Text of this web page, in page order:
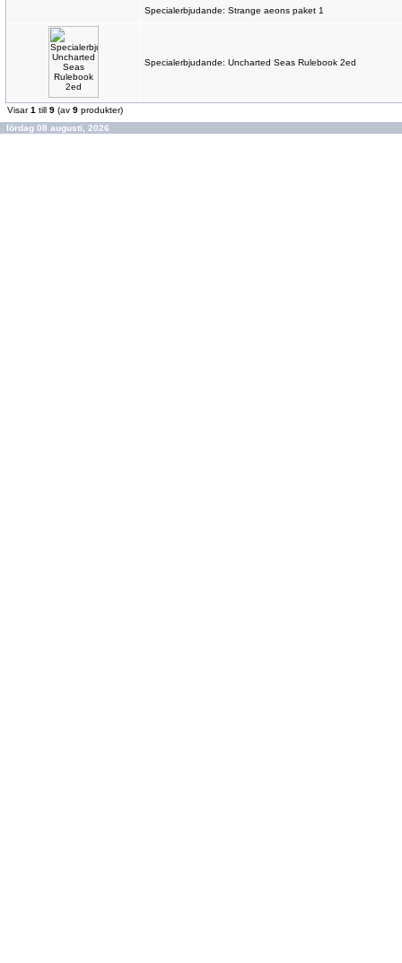
Specialerbjudande: Strange aeons paket 1
Specialerbjudande: Uncharted Seas Rulebook 2ed
Visar1 till 9 (av 9 produkter)
lördag 08 augusti, 2026